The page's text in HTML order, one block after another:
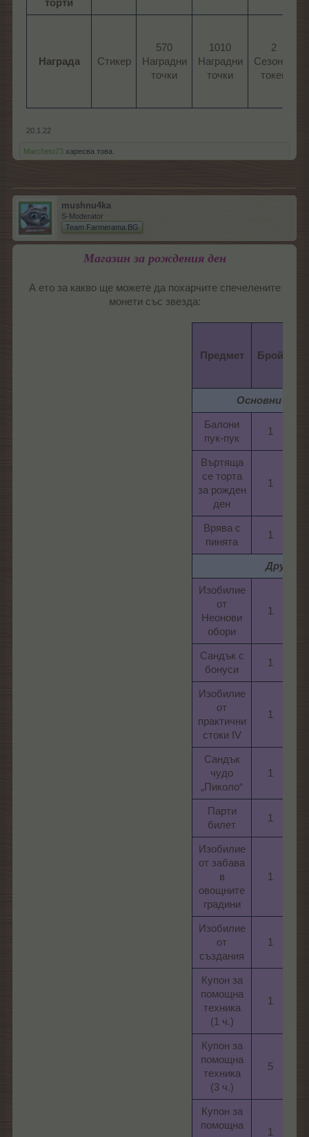
торти
Награда Стикер​
570
Наградни
точки​
1010
Наградни
точки​
2
Сезонен
токен​
20.1.22
Marcheto73 харесва това.
mushnu4ka
S-Moderator
Team Farmerama BG
Магазин за рождения ден
А ето за какво ще можете да похарчите спечелените
монети със звезда:​
Предмет Брой
Основни
Балони
пук-пук​
1​
Въртяща
се торта
за рожден
ден​
1​
Врява с
пинята​
1​
Други
Изобилие
от
Неонови
обори​
1​
Сандък с
бонуси​
1​
Изобилие
от
практични
стоки IV​
1​
Сандък
чудо
„Пиколо“​
1​
Парти
билет​
1​
Изобилие
от забава
в
овощните
градини​
1​
Изобилие
от
създания​
1​
Купон за
помощна
техника
(1 ч.)​
1​
Купон за
помощна
техника
(3 ч.)​
5​
Купон за
помощна
1​